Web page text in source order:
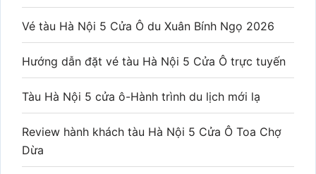
Vé tàu Hà Nội 5 Cửa Ô du Xuân Bính Ngọ 2026
Hướng dẫn đặt vé tàu Hà Nội 5 Cửa Ô trực tuyến
Tàu Hà Nội 5 cửa ô-Hành trình du lịch mới lạ
Review hành khách tàu Hà Nội 5 Cửa Ô Toa Chợ
Dừa